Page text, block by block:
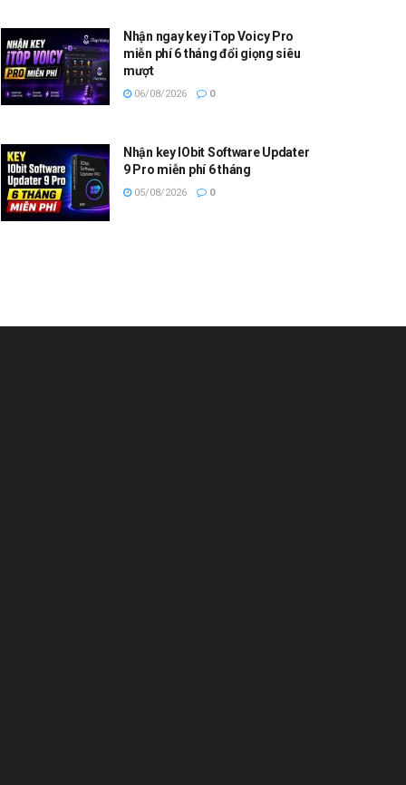
Nhận ngay key iTop Voicy Pro
miễn phí 6 tháng đổi giọng siêu
mượt
06/08/2026 0
Nhận key IObit Software Updater
9 Pro miễn phí 6 tháng
05/08/2026 0